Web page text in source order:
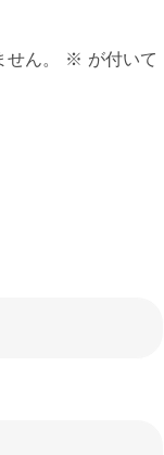
ん。 ※ が付いて